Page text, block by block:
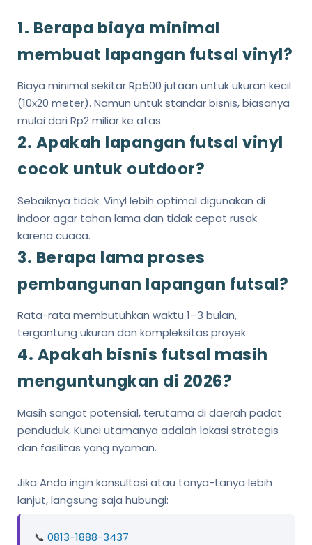
1. Berapa biaya minimal
membuat lapangan futsal vinyl?
Biaya minimal sekitar Rp500 jutaan untuk ukuran kecil
(10x20 meter). Namun untuk standar bisnis, biasanya
mulai dari Rp2 miliar ke atas.
2. Apakah lapangan futsal vinyl
cocok untuk outdoor?
Sebaiknya tidak. Vinyl lebih optimal digunakan di
indoor agar tahan lama dan tidak cepat rusak
karena cuaca.
3. Berapa lama proses
pembangunan lapangan futsal?
Rata-rata membutuhkan waktu 1–3 bulan,
tergantung ukuran dan kompleksitas proyek.
4. Apakah bisnis futsal masih
menguntungkan di 2026?
Masih sangat potensial, terutama di daerah padat
penduduk. Kunci utamanya adalah lokasi strategis
dan fasilitas yang nyaman.
Jika Anda ingin konsultasi atau tanya-tanya lebih
lanjut, langsung saja hubungi:
📞 0813-1888-3437